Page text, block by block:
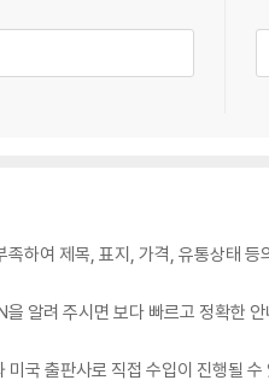
하여 제목, 표지, 가격, 유통상태
알려 주시면 보다 빠르고 정확한
국 출판사로 직접 수입이 진행될 수